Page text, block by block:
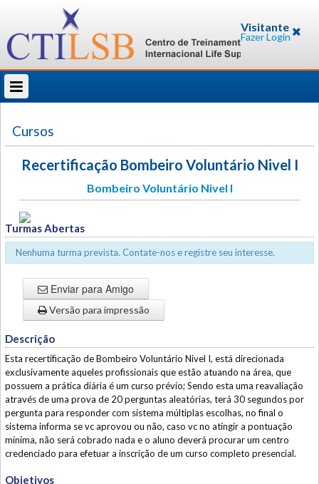
Visitante
Fazer Login
Cursos
Recertificação Bombeiro Voluntário Nivel I
Bombeiro Voluntário Nivel I
Turmas Abertas
Nenhuma turma prevista. Contate-nos e registre seu interesse.
Enviar para Amigo
Versão para impressão
Descrição
Esta recertificação de Bombeiro Voluntário Nivel I, está direcionada
exclusivamente aqueles profissionais que estão atuando na área, que
possuem a prática diária é um curso prévio; Sendo esta uma reavaliação
através de uma prova de 20 perguntas aleatórias, terá 30 segundos por
pergunta para responder com sistema múltiplas escolhas, no final o
sistema informa se vc aprovou ou não, caso vc no atingir a pontuação
mínima, não será cobrado nada e o aluno deverá procurar um centro
credenciado para efetuar a inscrição de um curso completo presencial.
Objetivos